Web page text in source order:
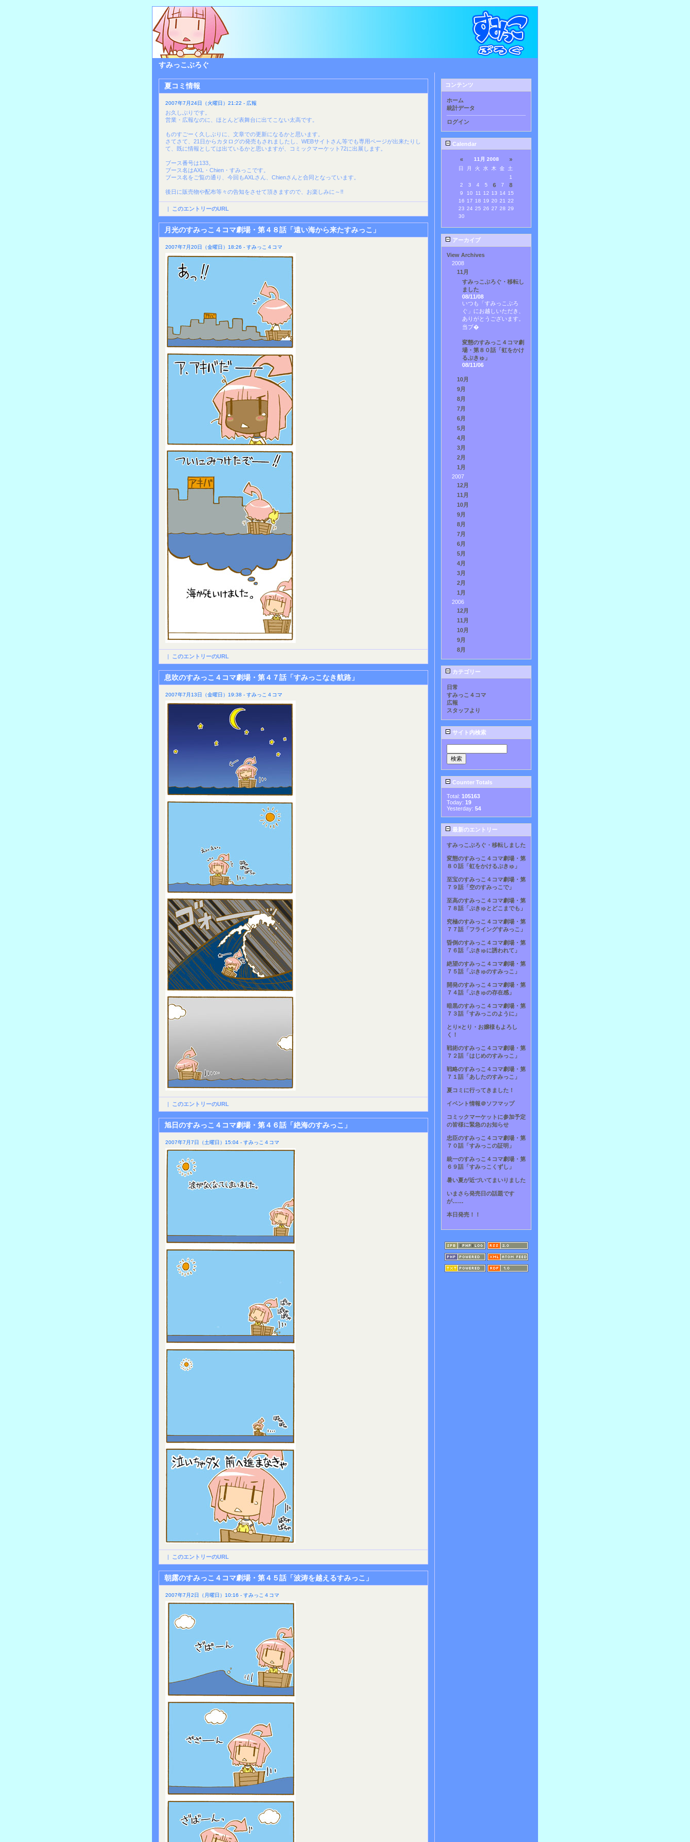
すみっこぶろぐ
夏コミ情報
2007年7月24日（火曜日）21:22 - 広報
お久しぶりです。
営業・広報なのに、ほとんど表舞台に出てこない太高です。
ものすごーく久しぶりに、文章での更新になるかと思います。
さてさて、21日からカタログの発売もされましたし、WEBサイトさん等でも専用ページが出来たりし
て、既に情報としては出ているかと思いますが、コミックマーケット72に出展します。
ブース番号は133。
ブース名はAXL・Chien・すみっこです。
ブース名をご覧の通り、今回もAXLさん、Chienさんと合同となっています。
後日に販売物や配布等々の告知をさせて頂きますので、お楽しみに～!!
| このエントリーのURL
月光のすみっこ４コマ劇場・第４８話「遠い海から来たすみっこ」
2007年7月20日（金曜日）18:26 - すみっこ４コマ
| このエントリーのURL
息吹のすみっこ４コマ劇場・第４７話「すみっこなき航路」
2007年7月13日（金曜日）19:38 - すみっこ４コマ
| このエントリーのURL
旭日のすみっこ４コマ劇場・第４６話「絶海のすみっこ」
2007年7月7日（土曜日）15:04 - すみっこ４コマ
| このエントリーのURL
朝露のすみっこ４コマ劇場・第４５話「波涛を越えるすみっこ」
2007年7月2日（月曜日）10:16 - すみっこ４コマ
コンテンツ
ホーム
統計データ
ログイン
Calendar
« 11月 2008 »
日 月 火 水 木 金
土
1
2
3 4 5 6 7 8
9 10 11 12 13 14 15
16 17 18 19 20 21 22
23 24 25 26 27 28 29
30
アーカイブ
View Archives
2008
11月
すみっこぶろぐ・移転し
ました
08/11/08
いつも「すみっこぶろ
ぐ」にお越しいただき、
ありがとうございます。
当ブ�
変態のすみっこ４コマ劇
場・第８０話「虹をかけ
るぷきゅ」
08/11/06
10月
9月
8月
7月
6月
5月
4月
3月
2月
1月
2007
12月
11月
10月
9月
8月
7月
6月
5月
4月
3月
2月
1月
2006
12月
11月
10月
9月
8月
カテゴリー
日常
すみっこ４コマ
広報
スタッフより
サイト内検索
Counter Totals
Total: 105163
Today: 19
Yesterday: 54
最新のエントリー
すみっこぶろぐ・移転しました
変態のすみっこ４コマ劇場・第
８０話「虹をかけるぷきゅ」
至宝のすみっこ４コマ劇場・第
７９話「空のすみっこで」
至高のすみっこ４コマ劇場・第
７８話「ぷきゅとどこまでも」
究極のすみっこ４コマ劇場・第
７７話「フライングすみっこ」
昏倒のすみっこ４コマ劇場・第
７６話「ぷきゅに誘われて」
絶望のすみっこ４コマ劇場・第
７５話「ぷきゅのすみっこ」
開発のすみっこ４コマ劇場・第
７４話「ぷきゅの存在感」
暗黒のすみっこ４コマ劇場・第
７３話「すみっこのように」
とり×とり・お嬢様もよろし
く！
戦術のすみっこ４コマ劇場・第
７２話「はじめのすみっこ」
戦略のすみっこ４コマ劇場・第
７１話「あしたのすみっこ」
夏コミに行ってきました！
イベント情報＠ソフマップ
コミックマーケットに参加予定
の皆様に緊急のお知らせ
忠臣のすみっこ４コマ劇場・第
７０話「すみっこの証明」
統一のすみっこ４コマ劇場・第
６９話「すみっこくずし」
暑い夏が近づいてまいりました
いまさら発売日の話題です
が……
本日発売！！